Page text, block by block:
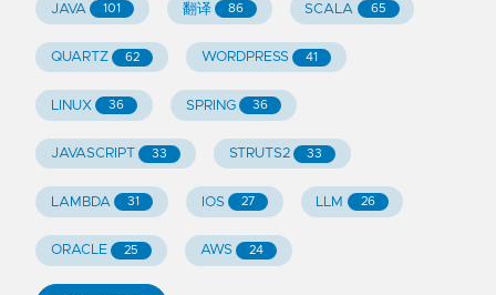
JAVA 101 翻译 86 SCALA 65
QUARTZ 62 WORDPRESS 41
LINUX 36 SPRING 36
JAVASCRIPT 33 STRUTS2 33
LAMBDA 31 IOS 27 LLM 26
ORACLE 25 AWS 24